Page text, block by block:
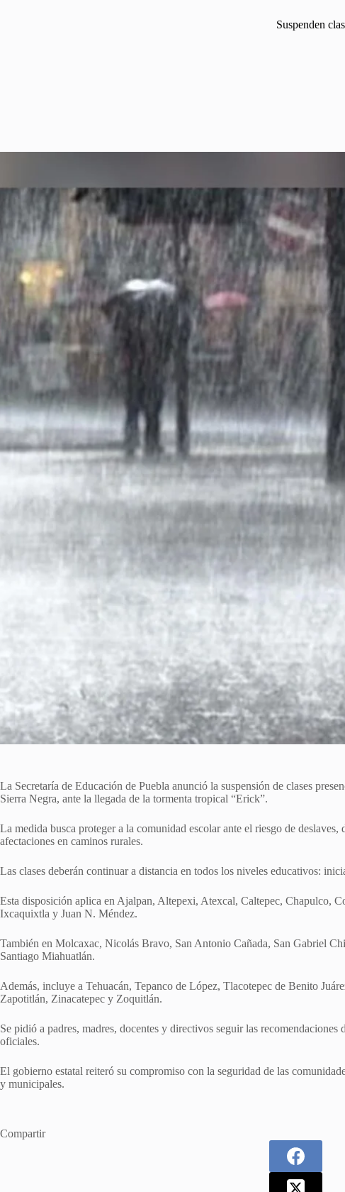
Suspenden
La Secretaría de Educación de Puebla anunció la suspensión de clases
Sierra Negra, ante la llegada de la tormenta tropical “Erick”.
La medida busca proteger a la comunidad escolar ante el riesgo de
afectaciones en caminos rurales.
Las clases deberán continuar a distancia en todos los niveles educativos:
Esta disposición aplica en Ajalpan, Altepexi, Atexcal, Caltepec, Chapulco,
Ixcaquixtla y Juan N. Méndez.
También en Molcaxac, Nicolás Bravo, San Antonio Cañada, San Gabriel
Santiago Miahuatlán.
Además, incluye a Tehuacán, Tepanco de López, Tlacotepec de Benito
Zapotitlán, Zinacatepec y Zoquitlán.
Se pidió a padres, madres, docentes y directivos seguir las
oficiales.
El gobierno estatal reiteró su compromiso con la seguridad de las
y municipales.
Compartir